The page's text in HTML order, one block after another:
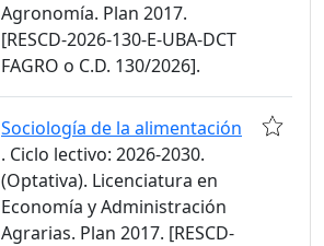
Agronomía. Plan 2017.
[RESCD-2026-130-E-UBA-DCT
FAGRO o C.D. 130/2026].
Sociología de la alimentación
. Ciclo lectivo: 2026-2030.
(Optativa). Licenciatura en
Economía y Administración
Agrarias. Plan 2017. [RESCD-